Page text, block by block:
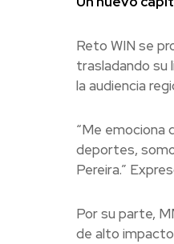
Reto WIN se
trasladando su
la audiencia
“Me emociona
deportes,
Pereira.”
Por su parte,
de alto